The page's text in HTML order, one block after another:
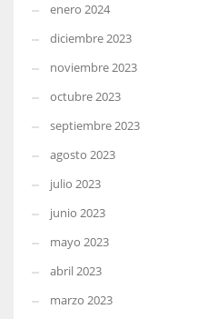
enero 2024
diciembre 2023
noviembre 2023
octubre 2023
septiembre 2023
agosto 2023
julio 2023
junio 2023
mayo 2023
abril 2023
marzo 2023